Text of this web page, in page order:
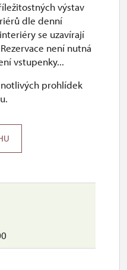
výstav
dle denní
se uzavírají
není nutná
vstupenky...
prohlídek